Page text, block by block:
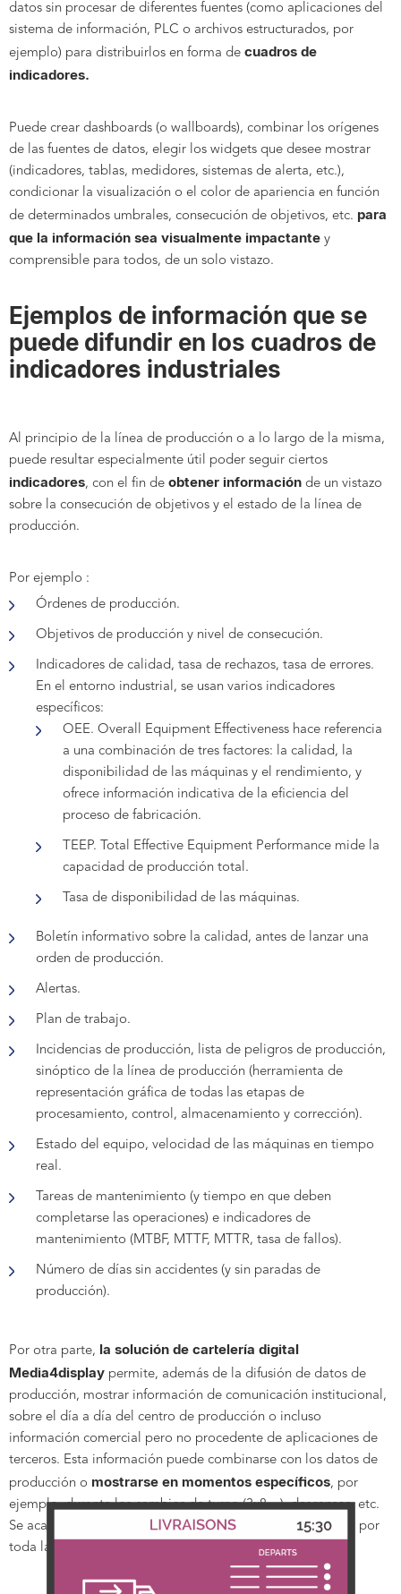
datos sin procesar de diferentes fuentes (como aplicaciones del
sistema de información, PLC o archivos estructurados, por
ejemplo) para distribuirlos en forma de cuadros de
indicadores.
Puede crear dashboards (o wallboards), combinar los orígenes
de las fuentes de datos, elegir los widgets que desee mostrar
(indicadores, tablas, medidores, sistemas de alerta, etc.),
condicionar la visualización o el color de apariencia en función
de determinados umbrales, consecución de objetivos, etc. para
que la información sea visualmente impactante y
comprensible para todos, de un solo vistazo.
Ejemplos de información que se
puede difundir en los cuadros de
indicadores industriales
Al principio de la línea de producción o a lo largo de la misma,
puede resultar especialmente útil poder seguir ciertos
indicadores, con el fin de obtener información de un vistazo
sobre la consecución de objetivos y el estado de la línea de
producción.
Por ejemplo :
Órdenes de producción.
Objetivos de producción y nivel de consecución.
Indicadores de calidad, tasa de rechazos, tasa de errores.
En el entorno industrial, se usan varios indicadores
específicos:
OEE. Overall Equipment Effectiveness hace referencia
a una combinación de tres factores: la calidad, la
disponibilidad de las máquinas y el rendimiento, y
ofrece información indicativa de la eficiencia del
proceso de fabricación.
TEEP. Total Effective Equipment Performance mide la
capacidad de producción total.
Tasa de disponibilidad de las máquinas.
Boletín informativo sobre la calidad, antes de lanzar una
orden de producción.
Alertas.
Plan de trabajo.
Incidencias de producción, lista de peligros de producción,
sinóptico de la línea de producción (herramienta de
representación gráfica de todas las etapas de
procesamiento, control, almacenamiento y corrección).
Estado del equipo, velocidad de las máquinas en tiempo
real.
Tareas de mantenimiento (y tiempo en que deben
completarse las operaciones) e indicadores de
mantenimiento (MTBF, MTTF, MTTR, tasa de fallos).
Número de días sin accidentes (y sin paradas de
producción).
Por otra parte, la solución de cartelería digital
Media4display permite, además de la difusión de datos de
producción, mostrar información de comunicación institucional,
sobre el día a día del centro de producción o incluso
información comercial pero no procedente de aplicaciones de
terceros. Esta información puede combinarse con los datos de
producción o mostrarse en momentos específicos, por
ejemplo, durante los cambios de turno (3x8…), descansos, etc.
Se acabó el pegar infinidad de hojas en paneles de corcho por
toda la fábrica para difundir las noticias...